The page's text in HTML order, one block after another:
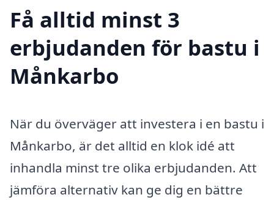
Få alltid minst 3
erbjudanden för bastu i
Månkarbo
När du överväger att investera i en bastu i
Månkarbo, är det alltid en klok idé att
inhandla minst tre olika erbjudanden. Att
jämföra alternativ kan ge dig en bättre